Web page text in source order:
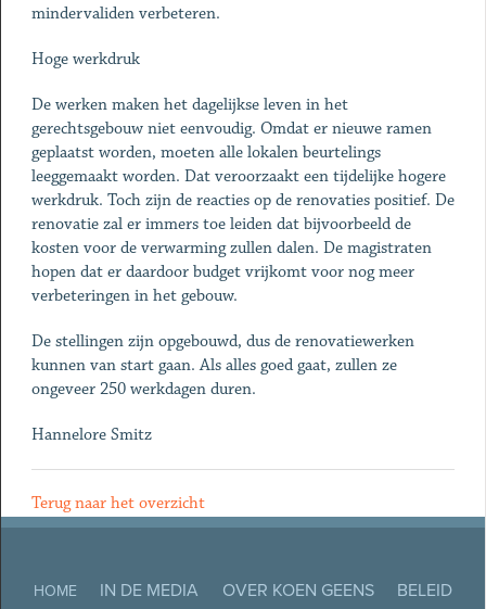
mindervaliden verbeteren.
Hoge werkdruk
De werken maken het dagelijkse leven in het
gerechtsgebouw niet eenvoudig. Omdat er nieuwe ramen
geplaatst worden, moeten alle lokalen beurtelings
leeggemaakt worden. Dat veroorzaakt een tijdelijke hogere
werkdruk. Toch zijn de reacties op de renovaties positief. De
renovatie zal er immers toe leiden dat bijvoorbeeld de
kosten voor de verwarming zullen dalen. De magistraten
hopen dat er daardoor budget vrijkomt voor nog meer
verbeteringen in het gebouw.
De stellingen zijn opgebouwd, dus de renovatiewerken
kunnen van start gaan. Als alles goed gaat, zullen ze
ongeveer 250 werkdagen duren.
Hannelore Smitz
Terug naar het overzicht
HOME IN DE MEDIA OVER KOEN GEENS
BELEID